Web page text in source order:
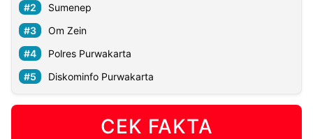
Sumenep
Om Zein
Polres Purwakarta
Diskominfo Purwakarta
CEK FAKTA